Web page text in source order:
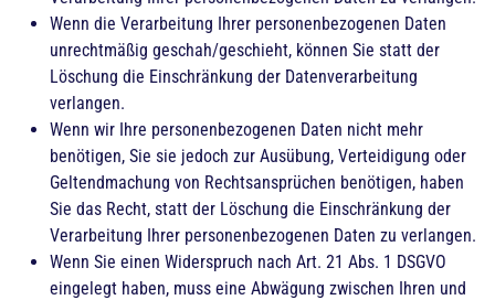
Wenn die Verarbeitung Ihrer personenbezogenen Daten
unrechtmäßig geschah/geschieht, können Sie statt der
Löschung die Einschränkung der Datenverarbeitung
verlangen.
Wenn wir Ihre personenbezogenen Daten nicht mehr
benötigen, Sie sie jedoch zur Ausübung, Verteidigung oder
Geltendmachung von Rechtsansprüchen benötigen, haben
Sie das Recht, statt der Löschung die Einschränkung der
Verarbeitung Ihrer personenbezogenen Daten zu verlangen.
Wenn Sie einen Widerspruch nach Art. 21 Abs. 1 DSGVO
eingelegt haben, muss eine Abwägung zwischen Ihren und